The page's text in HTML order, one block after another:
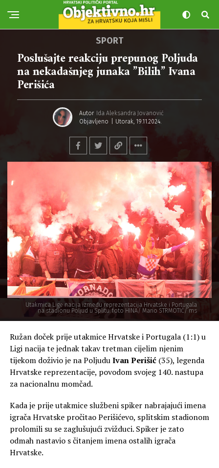
Utakmica Lige nacija između reprezentacija Hrvatske i Portugala
na stadionu Poljud u Splitu. foto HINA/ Mario STRMOTIĆ/ ms
SPORT
Poslušajte reakciju prepunog Poljuda
na nekadašnjeg junaka ”Bilih” Ivana
Perišića
Autor Ida Aleksandra Jovanović
Objavljeno
Utorak, 19.11.2024.
Ružan doček prije utakmice Hrvatske i Portugala (1:1) u
Ligi nacija te jednak takav tretman cijelim njenim
tijekom doživio je na PoljuduIvan Perišić (35), legenda
Hrvatske reprezentacije, povodom svojeg 140. nastupa
za nacionalnu momčad.
Kada je prije utakmice službeni spiker nabrajajući imena
igrača Hrvatske pročitao Perišićevo, splitskim stadionom
prolomili su se zaglušujući zvižduci. Spiker je zato
odmah nastavio s čitanjem imena ostalih igrača
Hrvatske.